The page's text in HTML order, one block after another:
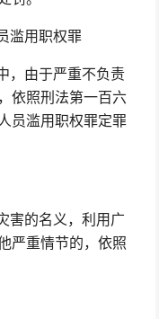
滥用职权罪
，由于严重不负责
依照刑法第一百六
员滥用职权罪定罪
害的名义，利用广
严重情节的，依照